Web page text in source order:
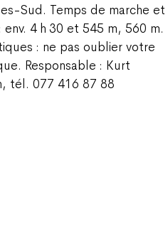
Sud. Temps de marche et
env. 4 h 30 et 545 m, 560 m.
: ne pas oublier votre
Responsable : Kurt
tél. 077 416 87 88